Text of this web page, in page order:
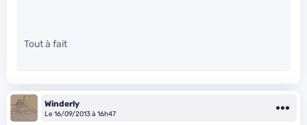
Tout à fait
Winderly
Le 16/09/2013 à 16h47